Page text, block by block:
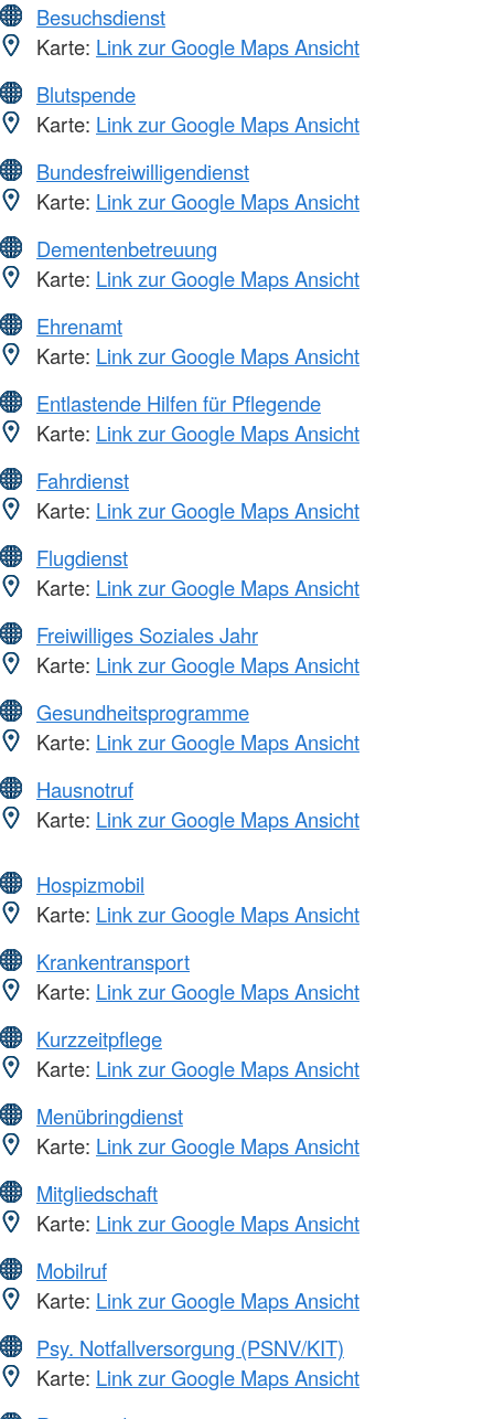
Besuchsdienst
Karte: Link zur Google Maps Ansicht
Blutspende
Karte: Link zur Google Maps Ansicht
Bundesfreiwilligendienst
Karte: Link zur Google Maps Ansicht
Dementenbetreuung
Karte: Link zur Google Maps Ansicht
Ehrenamt
Karte: Link zur Google Maps Ansicht
Entlastende Hilfen für Pflegende
Karte: Link zur Google Maps Ansicht
Fahrdienst
Karte: Link zur Google Maps Ansicht
Flugdienst
Karte: Link zur Google Maps Ansicht
Freiwilliges Soziales Jahr
Karte: Link zur Google Maps Ansicht
Gesundheitsprogramme
Karte: Link zur Google Maps Ansicht
Hausnotruf
Karte: Link zur Google Maps Ansicht
Hospizmobil
Karte: Link zur Google Maps Ansicht
Krankentransport
Karte: Link zur Google Maps Ansicht
Kurzzeitpflege
Karte: Link zur Google Maps Ansicht
Menübringdienst
Karte: Link zur Google Maps Ansicht
Mitgliedschaft
Karte: Link zur Google Maps Ansicht
Mobilruf
Karte: Link zur Google Maps Ansicht
Psy. Notfallversorgung (PSNV/KIT)
Karte: Link zur Google Maps Ansicht